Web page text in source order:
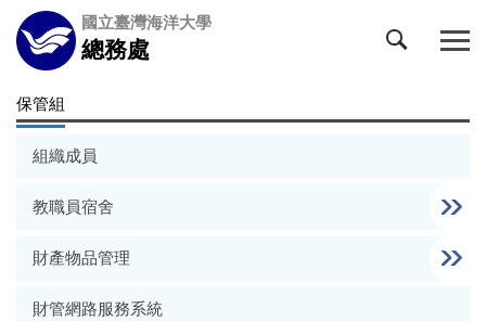
跳
到
主
內
國立臺灣海洋大學
總務處
保管組
組織成員
教職員宿舍
財產物品管理
財管網路服務系統